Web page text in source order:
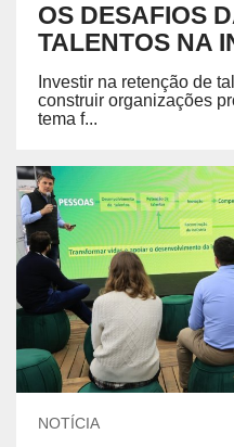
OS DESAFIOS
TALENTOS NA
Investir na retenção de
construir organizações
tema f...
NOTÍCIA